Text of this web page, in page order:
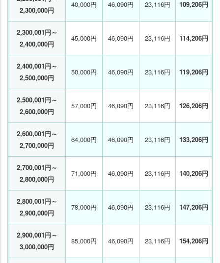
2,300,000円
40,000円 46,090円 23,116円 109,206円
2,300,001円～
2,400,000円
45,000円 46,090円 23,116円 114,206円
2,400,001円～
2,500,000円
50,000円 46,090円 23,116円 119,206円
2,500,001円～
2,600,000円
57,000円 46,090円 23,116円 126,206円
2,600,001円～
2,700,000円
64,000円 46,090円 23,116円 133,206円
2,700,001円～
2,800,000円
71,000円 46,090円 23,116円 140,206円
2,800,001円～
2,900,000円
78,000円 46,090円 23,116円 147,206円
2,900,001円～
3,000,000円
85,000円 46,090円 23,116円 154,206円